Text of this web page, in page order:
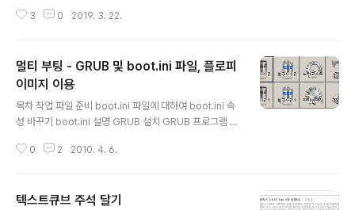
툴에서는 플래스 허용으로 해 줘도 플래시를 표현하지 못했습니다. 여러 사이트
가? http://isflashinstalled.com/ - 말 그대로 플래시가 설치되어 있는지를
알려주는 사이트입니다. 영문. 하지만 구글 크롬은 플래시 내장이라서 별로 도
움이 안 되었습니다. 구글 크롬 플래시 차단 해제 ..
3 0 2019. 3. 22.
멀티 부팅 - GRUB 및 boot.ini 파일, 플로피
이미지 이용
목차 작업 파일 준비 boot.ini 파일에 대하여 boot.ini 속
성 바꾸기 boot.ini 설명 GRUB 설치 GRUB 프로그램 파
첫 번째 부트 항목 두 번째 이하 부트 항목 boot.ini 파일
도에서 매우 중요한 파일이므로 작업하기 전에 백업을 해
0 2 2010. 4. 6.
텍스트큐브 주석 달기